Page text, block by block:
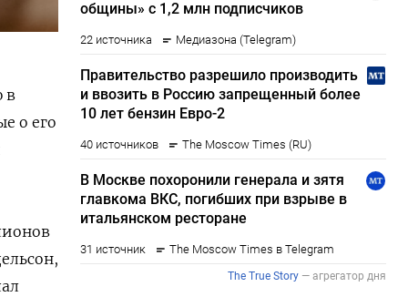
в
о его